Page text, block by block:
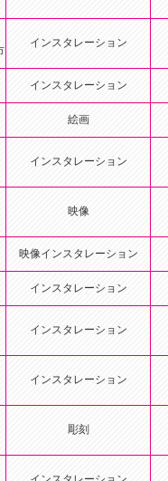
インスタレーション
インスタレーション
絵画
インスタレーション
映像
映像インスタレーション
インスタレーション
インスタレーション
インスタレーション
彫刻